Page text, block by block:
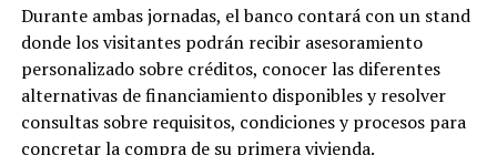
Durante ambas jornadas, el banco contará con un stand
donde los visitantes podrán recibir asesoramiento
personalizado sobre créditos, conocer las diferentes
alternativas de financiamiento disponibles y resolver
consultas sobre requisitos, condiciones y procesos para
concretar la compra de su primera vivienda.